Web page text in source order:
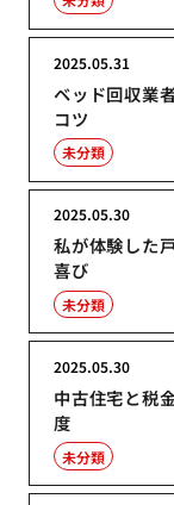
ベッド回収業
コツ
2025.05.31
未分類
私が体験した
喜び
2025.05.30
未分類
中古住宅と税
度
2025.05.30
未分類